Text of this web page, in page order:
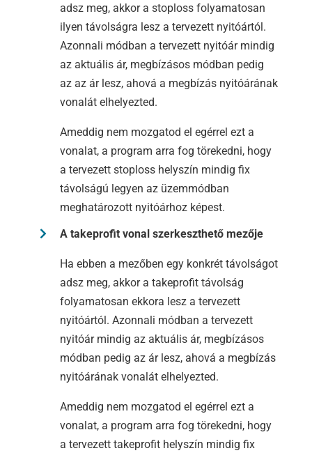
adsz meg, akkor a stoploss folyamatosan
ilyen távolságra lesz a tervezett nyitóártól.
Azonnali módban a tervezett nyitóár mindig
az aktuális ár, megbízásos módban pedig
az az ár lesz, ahová a megbízás nyitóárának
vonalát elhelyezted.
Ameddig nem mozgatod el egérrel ezt a
vonalat, a program arra fog törekedni, hogy
a tervezett stoploss helyszín mindig fix
távolságú legyen az üzemmódban
meghatározott nyitóárhoz képest.
A takeprofit vonal szerkeszthető mezője
Ha ebben a mezőben egy konkrét távolságot
adsz meg, akkor a takeprofit távolság
folyamatosan ekkora lesz a tervezett
nyitóártól. Azonnali módban a tervezett
nyitóár mindig az aktuális ár, megbízásos
módban pedig az ár lesz, ahová a megbízás
nyitóárának vonalát elhelyezted.
Ameddig nem mozgatod el egérrel ezt a
vonalat, a program arra fog törekedni, hogy
a tervezett takeprofit helyszín mindig fix